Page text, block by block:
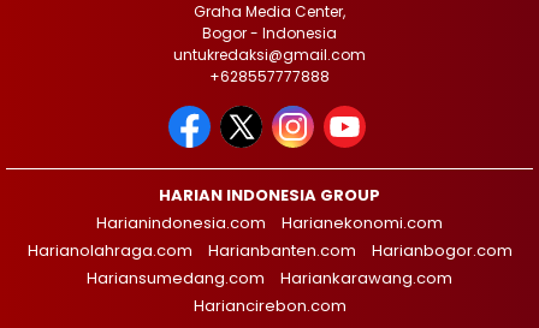
Graha Media Center,
Bogor - Indonesia
untukredaksi@gmail.com
+628557777888
HARIAN INDONESIA GROUP
Harianindonesia.com
Harianekonomi.com
Harianolahraga.com
Harianbanten.com
Harianbogor.com
Hariansumedang.com
Hariankarawang.com
Hariancirebon.com